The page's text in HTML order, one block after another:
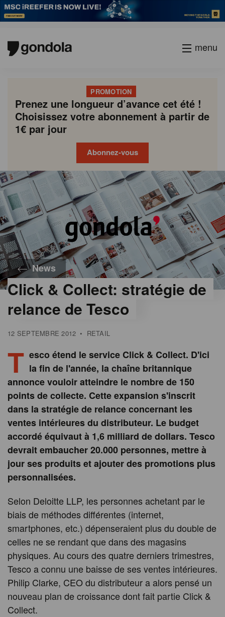
menu
PROMOTION
Prenez une longueur d’avance cet été !
Choisissez votre abonnement à partir de
1€ par jour
Abonnez-vous
News
Click & Collect: stratégie de
relance de Tesco
12 SEPTEMBRE 2012 • RETAIL
T esco étend le service Click & Collect. D'ici
la fin de l'année, la chaîne britannique
annonce vouloir atteindre le nombre de 150
points de collecte. Cette expansion s'inscrit
dans la stratégie de relance concernant les
ventes intérieures du distributeur. Le budget
accordé équivaut à 1,6 milliard de dollars. Tesco
devrait embaucher 20.000 personnes, mettre à
jour ses produits et ajouter des promotions plus
personnalisées.
Selon Deloitte LLP, les personnes achetant par le
biais de méthodes différentes (internet,
smartphones, etc.) dépenseraient plus du double de
celles ne se rendant que dans des magasins
physiques. Au cours des quatre derniers trimestres,
Tesco a connu une baisse de ses ventes intérieures.
Philip Clarke, CEO du distributeur a alors pensé un
nouveau plan de croissance dont fait partie Click &
Collect.
Gondola
academy
Gondola
society